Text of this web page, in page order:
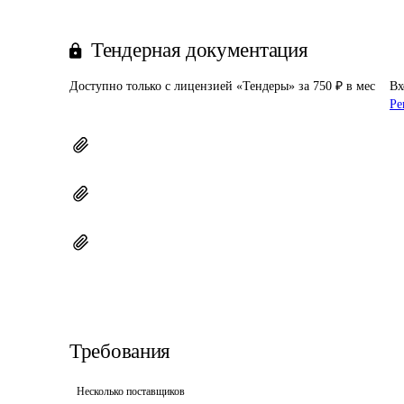
Тендерная документация
Доступно только с лицензией «Тендеры» за 750 ₽ в мес
Требования
Несколько поставщиков